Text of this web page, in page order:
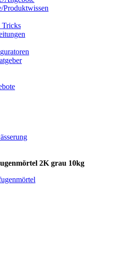
Produktwissen
2K grau 10kg